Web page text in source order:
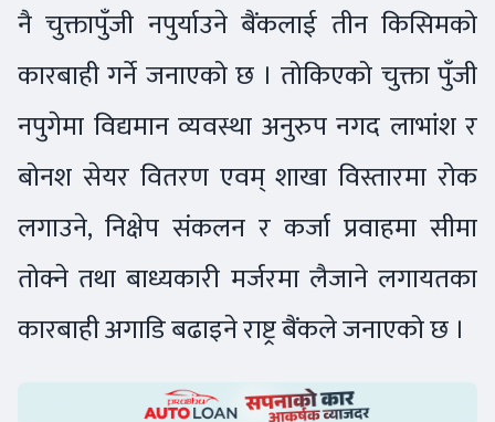
नै चुक्तापुँजी नपुर्याउने बैंकलाई तीन किसिमको
कारबाही गर्ने जनाएको छ । तोकिएको चुक्ता पुँजी
नपुगेमा विद्यमान व्यवस्था अनुरुप नगद लाभांश र
बोनश सेयर वितरण एवम् शाखा विस्तारमा रोक
लगाउने, निक्षेप संकलन र कर्जा प्रवाहमा सीमा
तोक्ने तथा बाध्यकारी मर्जरमा लैजाने लगायतका
कारबाही अगाडि बढाइने राष्ट्र बैंकले जनाएको छ ।